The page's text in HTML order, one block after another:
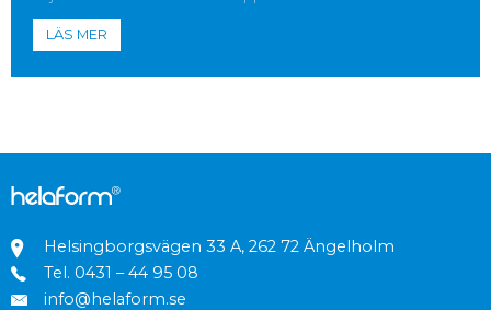
LÄS MER
Helsingborgsvägen 33 A, 262 72 Ängelholm
Tel. 0431 – 44 95 08
info@helaform.se